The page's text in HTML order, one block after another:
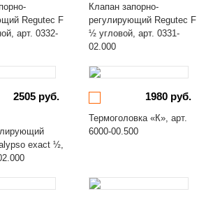
Regutec F
арт. 0332-
Клапан запорно-
регулирующий Regutec F
½ угловой, арт. 0331-
02.000
2505 руб.
exact ½,
1980 руб.
Термоголовка «К», арт.
6000-00.500